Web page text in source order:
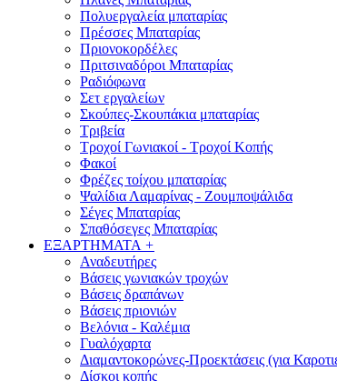
Πολυεργαλεία μπαταρίας
Πρέσσες Μπαταρίας
Πριονοκορδέλες
Πριτσιναδόροι Μπαταρίας
Ραδιόφωνα
Σετ εργαλείων
Σκούπες-Σκουπάκια μπαταρίας
Τριβεία
Τροχοί Γωνιακοί - Τροχοί Κοπής
Φακοί
Φρέζες τοίχου μπαταρίας
Ψαλίδια Λαμαρίνας - Ζουμποψάλιδα
Σέγες Μπαταρίας
Σπαθόσεγες Μπαταρίας
ΕΞΑΡΤΗΜΑΤΑ +
Αναδευτήρες
Βάσεις γωνιακών τροχών
Βάσεις δραπάνων
Βάσεις πριονιών
Βελόνια - Καλέμια
Γυαλόχαρτα
Διαμαντοκορώνες-Προεκτάσεις (για
Δίσκοι κοπής